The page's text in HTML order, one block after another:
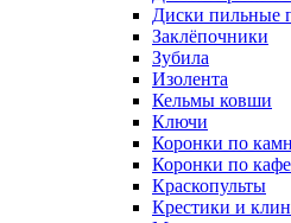
Диски пильные
Заклёпочники
Зубила
Изолента
Кельмы ковши
Ключи
Коронки по
Коронки по
Краскопульты
Крестики и